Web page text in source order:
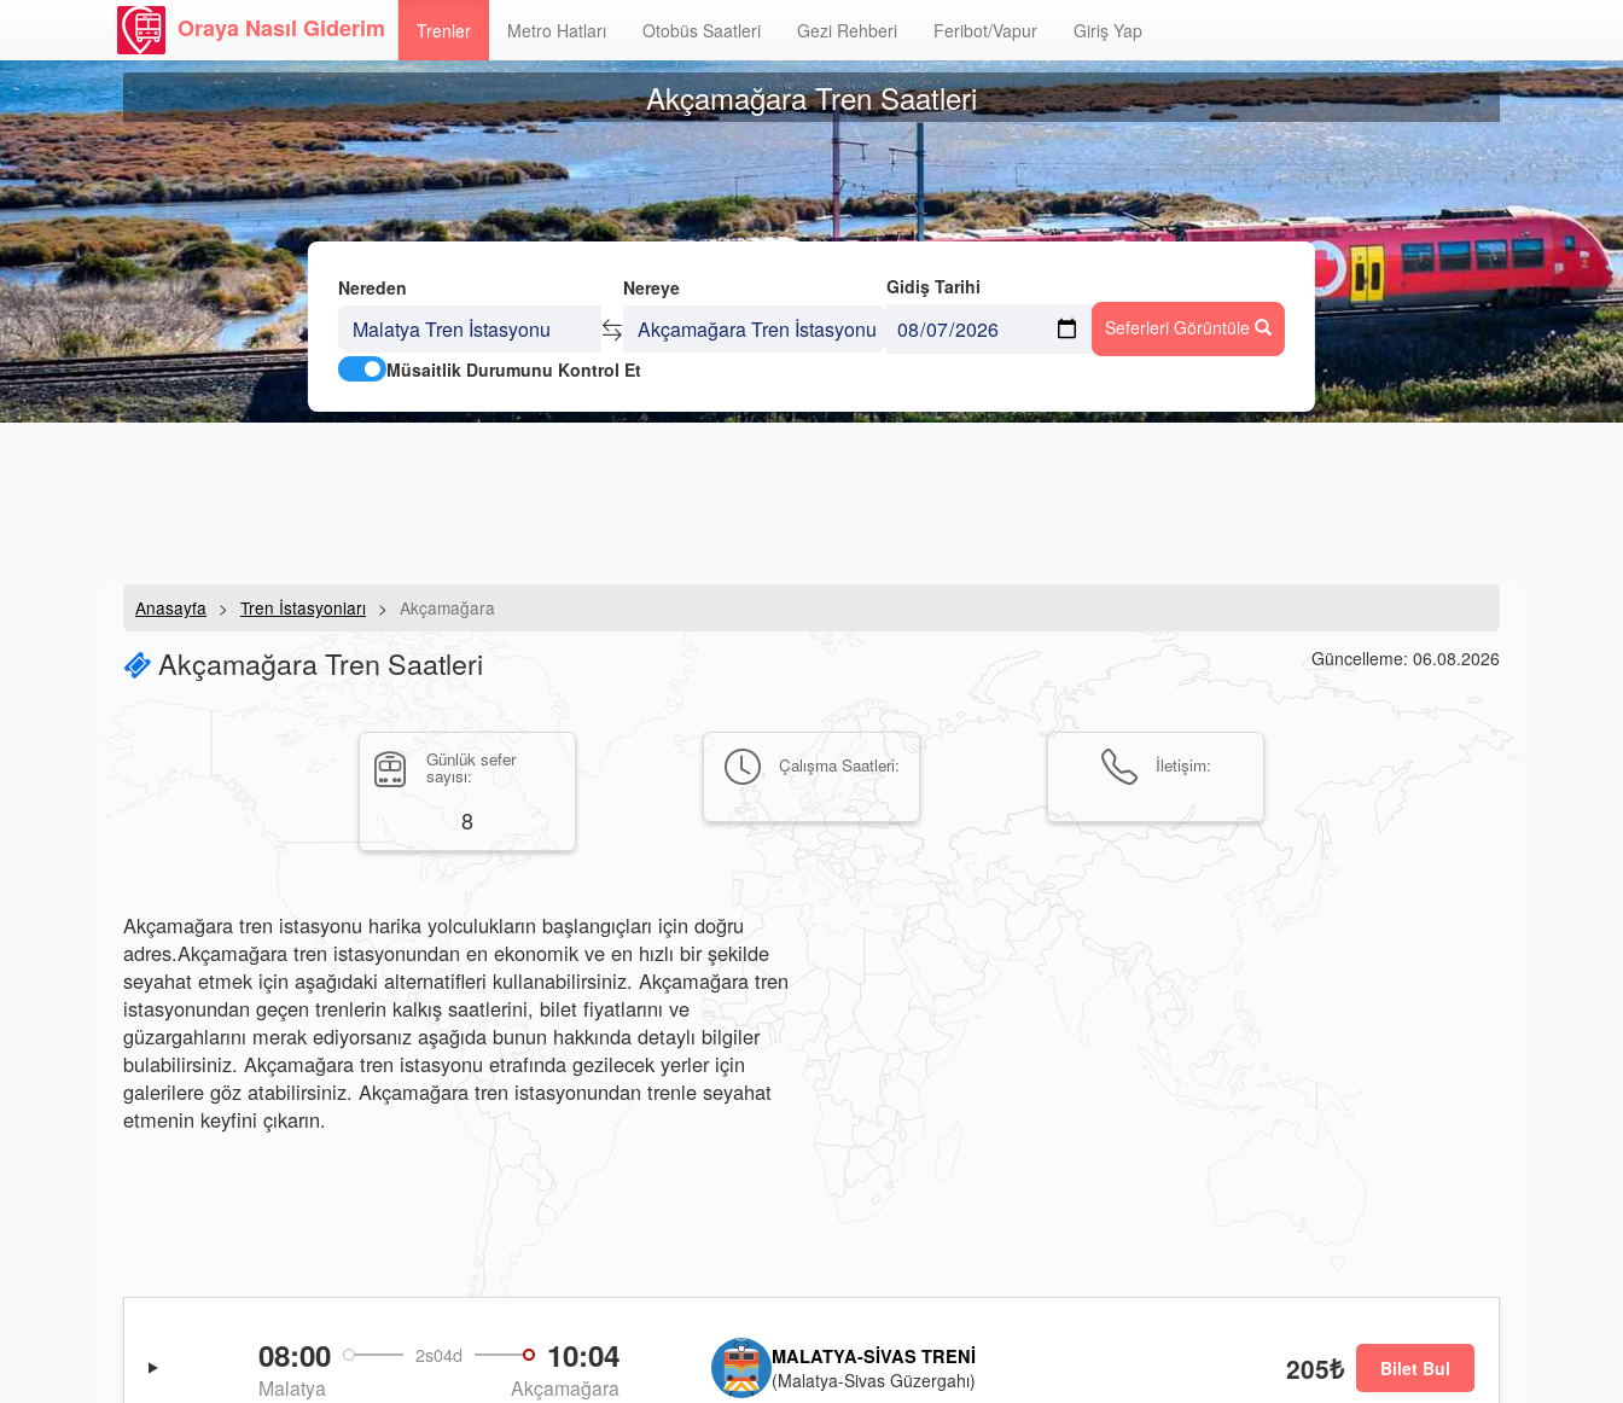
Oraya Nasıl Giderim Trenler Metro Hatları Otobüs Saatleri Gezi Rehberi Feribot/Vapur Giriş Yap
Akçamağara Tren Saatleri
Nereden Nereye
Gidiş Tarihi
Seferleri Görüntüle
Müsaitlik Durumunu Kontrol Et
Anasayfa Tren İstasyonları Akçamağara
Akçamağara Tren Saatleri Güncelleme: 06.08.2026
Günlük sefer
sayısı:
8
Çalışma Saatleri: İletişim:
Akçamağara tren istasyonu harika yolculukların başlangıçları için doğru
adres.Akçamağara tren istasyonundan en ekonomik ve en hızlı bir şekilde
seyahat etmek için aşağıdaki alternatifleri kullanabilirsiniz. Akçamağara tren
istasyonundan geçen trenlerin kalkış saatlerini, bilet fiyatlarını ve
güzargahlarını merak ediyorsanız aşağıda bunun hakkında detaylı bilgiler
bulabilirsiniz. Akçamağara tren istasyonu etrafında gezilecek yerler için
galerilere göz atabilirsiniz. Akçamağara tren istasyonundan trenle seyahat
etmenin keyfini çıkarın.
08:00 2s04d 10:04
Malatya Akçamağara
MALATYA-SIVAS TRENI
(Malatya-Sivas Güzergahı)
205₺ Bilet Bul